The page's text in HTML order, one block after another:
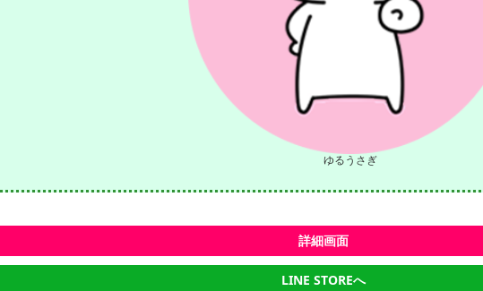
ゆるうさぎ
詳細画面
LINE STOREへ